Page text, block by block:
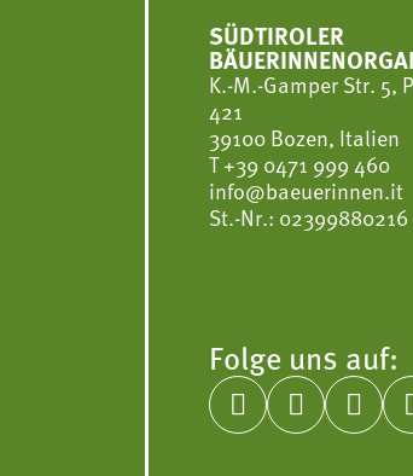
SÜDTIROLER
K.-M.-Gamper Str. 5,
421
39100 Bozen, Italien
T+39 0471 999 460
info@baeuerinnen.it
St.-Nr.: 02399880216
Folge uns auf:
  